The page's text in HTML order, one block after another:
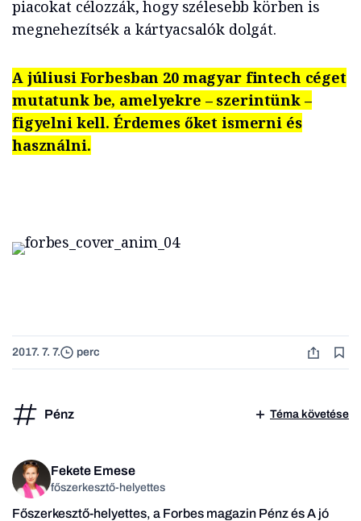
piacokat célozzák, hogy szélesebb körben is
megnehezítsék a kártyacsalók dolgát.
A júliusi Forbesban 20 magyar fintech céget
mutatunk be, amelyekre – szerintünk –
figyelni kell. Érdemes őket ismerni és
használni.
2017. 7. 7. perc
Pénz Téma követése
Fekete Emese
főszerkesztő-helyettes
Főszerkesztő-helyettes, a Forbes magazin Pénz és A jó